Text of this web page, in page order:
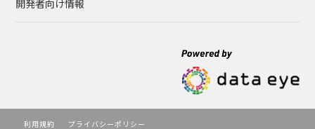
開発者向け情報
利用規約 プライバシーポリシー